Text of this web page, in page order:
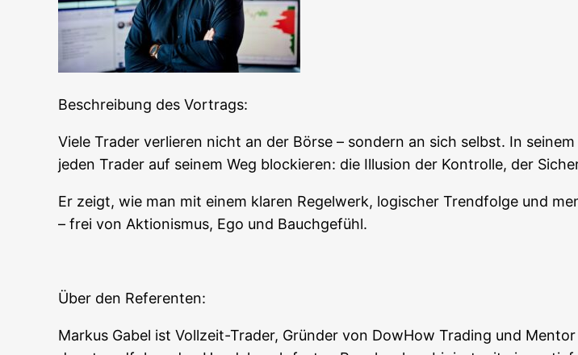
Beschrei­bung des Vortrags:
Vie­le Trader ver­lie­ren nicht an der Bör­se – son­dern an sich selbst. In
jeden Trader auf sei­nem Weg blo­ckie­ren: die Illu­si­on der Kon­trol­le, der
Er zeigt, wie man mit einem kla­ren Regel­werk, logi­scher Trend­fol­ge und
– frei von Aktio­nis­mus, Ego und Bauchgefühl.
Über den Referenten:
Mar­kus Gabel ist Voll­zeit-Trader, Grün­der von Dow­How Tra­ding und